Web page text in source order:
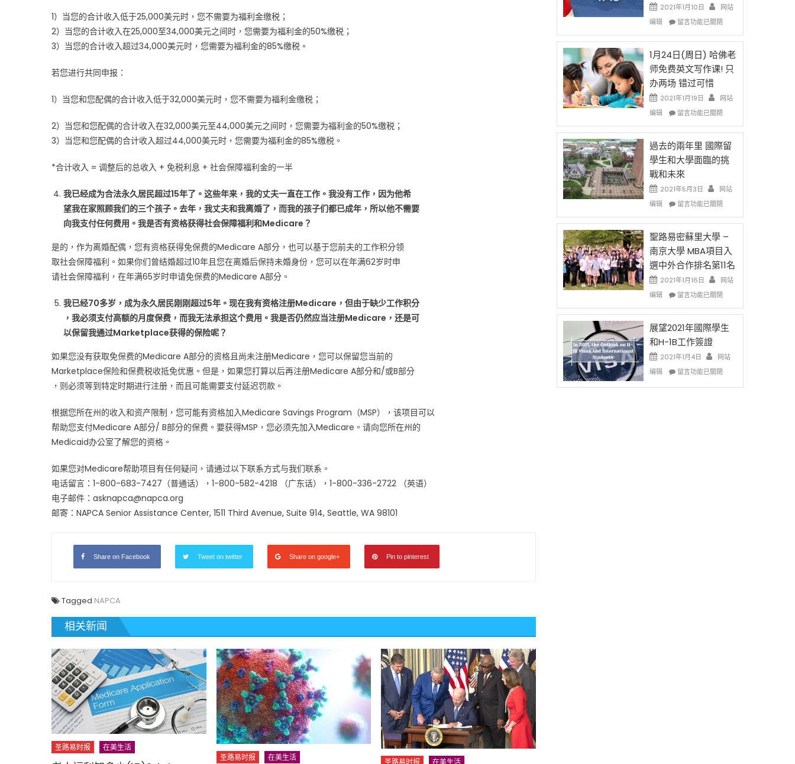
1）当您的合计收入低于25,000美元时，您不需要为福利金缴税；
2）当您的合计收入在25,000至34,000美元之间时，您需要为福利金的50%缴税；
3）当您的合计收入超过34,000美元时，您需要为福利金的85%缴税。
若您进行共同申报：
1）当您和您配偶的合计收入低于32,000美元时，您不需要为福利金缴税；
2）当您和您配偶的合计收入在32,000美元至44,000美元之间时，您需要为福利金的50%缴税；
3）当您和您配偶的合计收入超过44,000美元时，您需要为福利金的85%缴税。
*合计收入 = 调整后的总收入 + 免税利息 + 社会保障福利金的一半
我已经成为合法永久居民超过15年了。这些年来，我的丈夫一直在工作。我没有工作，因为他希
望我在家照顾我们的三个孩子。去年，我丈夫和我离婚了，而我的孩子们都已成年，所以他不需要
向我支付任何费用。我是否有资格获得社会保障福利和Medicare？
是的，作为离婚配偶，您有资格获得免保费的Medicare A部分，也可以基于您前夫的工作积分领
取社会保障福利。如果你们曾结婚超过10年且您在离婚后保持未婚身份，您可以在年满62岁时申
请社会保障福利，在年满65岁时申请免保费的Medicare A部分。
我已经70多岁，成为永久居民刚刚超过5年。现在我有资格注册Medicare，但由于缺少工作积分
，我必须支付高额的月度保费，而我无法承担这个费用。我是否仍然应当注册Medicare，还是可
以保留我通过Marketplace获得的保险呢？
如果您没有获取免保费的Medicare A部分的资格且尚未注册Medicare，您可以保留您当前的
Marketplace保险和保费税收抵免优惠。但是，如果您打算以后再注册Medicare A部分和/或B部分
，则必须等到特定时期进行注册，而且可能需要支付延迟罚款。
根据您所在州的收入和资产限制，您可能有资格加入Medicare Savings Program（MSP），该项目可以
帮助您支付Medicare A部分/ B部分的保费。要获得MSP，您必须先加入Medicare。请向您所在州的
Medicaid办公室了解您的资格。
如果您对Medicare帮助项目有任何疑问，请通过以下联系方式与我们联系。
电话留言：1-800-683-7427（普通话），1-800-582-4218 （广东话），1-800-336-2722 （英语）
电子邮件：asknapca@napca.org
邮寄：NAPCA Senior Assistance Center, 1511 Third Avenue, Suite 914, Seattle, WA 98101
Share on Facebook Tweet on twitter Share on google+ Pin to pinterest
Tagged NAPCA
相关新闻
圣路易时报 在美生活
圣路易时报 在美生活
開
始
對
OPT
開
刀〉
中
說
話
請
H-
1B
簽
證
高
薪
者
先
得〉
中
2021年1月10日
网站
编辑
在
任
在
即
移
民
政
策
改
H-
1B
樂
透
(lottery)
取
消〉
中
留言功能已關閉
1月24日(周日) 哈佛老
师免费英文写作课! 只
办两场 错过可惜
2021年1月19日
网站
编辑
在
月
24
日
(周
日)
哈
佛
师
免
费
英
文
写
作
课!
只
办
场
错
过
惜〉
留言功能已關閉
過去的兩年里 國際留
學生和大學面臨的挑
戰和未來
2021年5月3日
网站
编辑
在
去
的
兩
年
里
國
際
學
生
大
學
面
留言功能已關閉
聖路易密蘇里大學 –
南京大學 MBA項目入
選中外合作排名第11名
2021年1月16日
网站
编辑
在
路
易
密
蘇
里
大
留言功能已關閉
展望2021年國際學生
和H-1B工作簽證
2021年1月4日
网站
编辑
在
留言功能已關閉